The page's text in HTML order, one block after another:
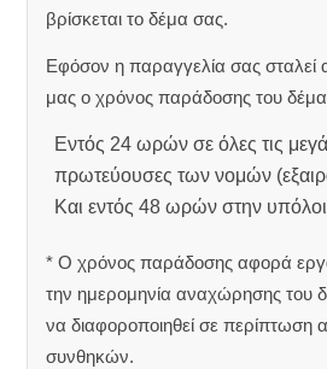
βρίσκεται το δέμα σας.
Εφόσον η παραγγελία σας σταλεί
μας ο χρόνος παράδοσης του
Εντός 24 ωρών σε όλες τις
πρωτεύουσες των νομών
Και εντός 48 ωρών στην
* Ο χρόνος παράδοσης αφορά
την ημερομηνία αναχώρησης του
να διαφοροποιηθεί σε περίπτωση
συνθηκών.